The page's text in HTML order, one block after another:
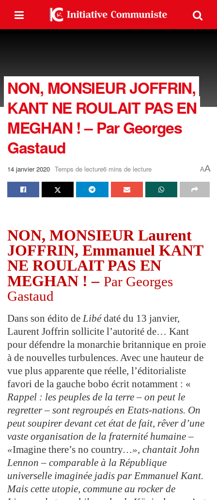
NON, MONSIEUR JOFFRIN,
KANT NE ROULAIT PAS EN
MEGHAN ! – Par Georges
Gastaud
14 janvier 2020 Temps de lecture6 mins de lecture AA
NON, MONSIEUR Laurent
JOFFRIN, Emmanuel KANT
NE ROULAIT PAS EN
MEGHAN ! – Par Georges
Gastaud
Dans son édito de Libédaté du 13 janvier,
Laurent Joffrin sollicite l’autorité de… Kant
pour défendre la monarchie britannique en proie
à de nouvelles turbulences. Avec une hauteur de
vue plus apparente que réelle, l’éditorialiste
favori de la gauche bobo écrit notamment : «
Rappel : les peuples de la terre – on peut le
regretter – sont regroupés en Etats-nations. On
peut soupirer devant cet état de fait, rêver d’une
vaste organisation de la fraternité humaine –
«Imagine there’s no country…», chantait John
Lennon – comparable à la République
universelle imaginée jadis par Emmanuel Kant.
Mais cette utopie, commune au rocker de